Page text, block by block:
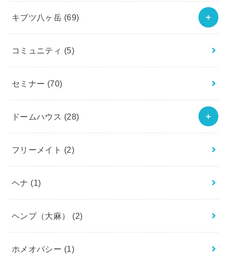
キブツ八ヶ岳 (69)
コミュニティ (5)
セミナー (70)
ドームハウス (28)
フリーメイト (2)
ヘナ (1)
ヘンプ（大麻） (2)
ホメオパシー (1)